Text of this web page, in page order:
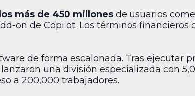
más de 450 millones de usuarios
on de Copilot. Los términos financieros
de forma escalonada. Tras ejecutar
una división especializada con
a 200,000 trabajadores.